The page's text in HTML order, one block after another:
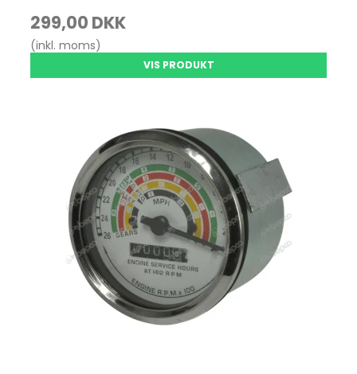
299,00 DKK
(inkl. moms)
VIS PRODUKT